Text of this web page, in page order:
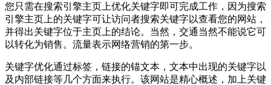
您只需在搜索引擎主页上优化关键字即可完成工作，因为搜索
引擎主页上的关键字可让访问者搜索关键字以查看您的网站，
并得出关键字位于主页上的结论。当然，交通当然不能说它可
以转化为销售。流量表示网络营销的第一步。
关键字优化通过标签，链接的锚文本，文本中出现的关键字以
及内部链接等几个方面来执行。该网站是精心概述，加上关键